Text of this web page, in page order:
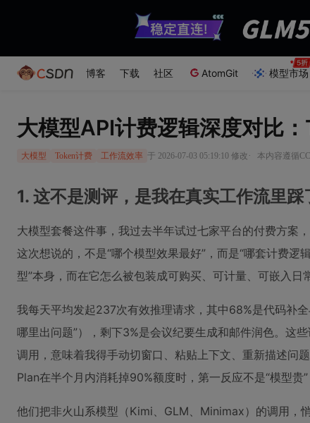
博客 下载 社区 AtomGit 模型市场
大模型API计费逻辑深度对比
大模型 Token计费 工作流效率 于 2026-07-03 05:19:10 修改 · 本内容遵循
1. 这不是测评，是我在真实工作流里
大模型套餐这件事，我过去半年试过七家平台的付费方案
这次想说的，不是“哪个模型效果最好”，而是“哪套计费逻
型”本身，而在它怎么被包装成可购买、可计量、可嵌入日
我每天平均发起237次有效推理请求，其中68%是代码补
哪里出问题”），剩下3%是会议纪要生成和邮件润色。这
调用，意味着我得手动切窗口、粘贴上下文、重新描述
Plan在半个月内消耗掉90%额度时，第一反应不是“模型贵
他们把非火山系模型（Kimi、GLM、Minimax）的调用